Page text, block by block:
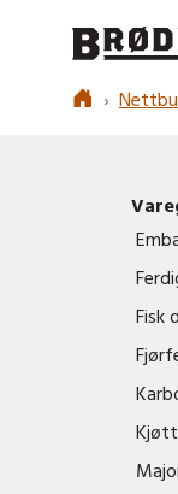
Logo
Fisk